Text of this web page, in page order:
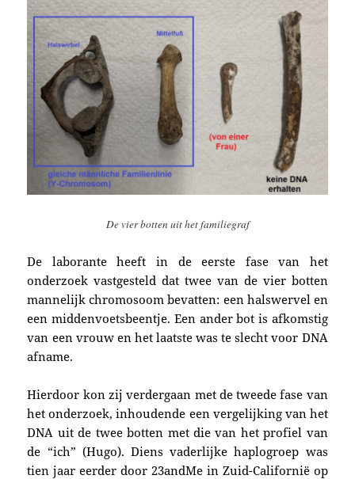
De vier botten uit het familiegraf
De laborante heeft in de eerste fase van het
onderzoekvastgesteld dattwee van de vier botten
mannelijk chromosoom bevatten: een halswervel en
een middenvoetsbeentje. Een ander bot is afkomstig
van een vrouw en het laatste was te slecht voor DNA
afname.
Hierdoor kon zij verdergaan met de tweede fase van
het onderzoek, inhoudende een vergelijking van het
DNA uit de twee botten met die van het profiel van
de “ich” (Hugo). Diensvaderlijke haplogroep was
tien jaar eerder door 23andMe in Zuid-Californië op